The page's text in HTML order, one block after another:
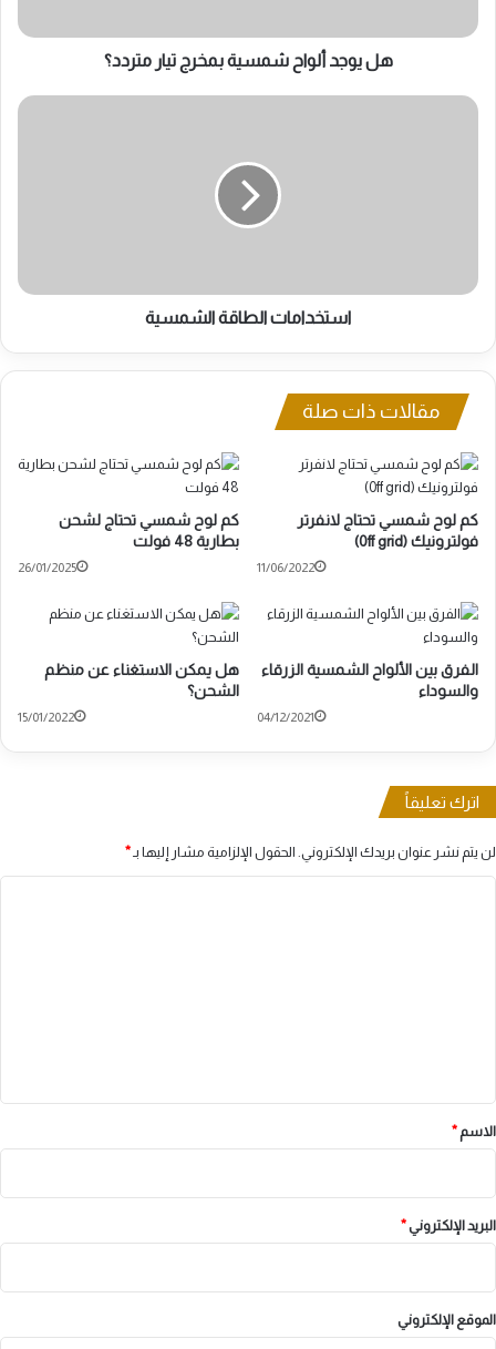
هل يوجد ألواح شمسية بمخرج تيار متردد؟
استخدامات
استخدامات الطاقة الشمسية
مقالات ذات صلة
كم لوح شمسي تحتاج لشحن
بطارية 48 فولت
26/01/2025
كم لوح شمسي تحتاج لانفرتر
فولترونيك (0ff grid)
11/06/2022
هل يمكن الاستغناء عن منظم
الشحن؟
15/01/2022
الفرق بين الألواح الشمسية الزرقاء
والسوداء
04/12/2021
اترك تعليقاً
لن يتم نشر عنوان بريدك الإلكتروني. الحقول الإلزامية مشار إليها بـ*
*
الاسم *
البريد الإلكتروني*
الموقع الإلكتروني